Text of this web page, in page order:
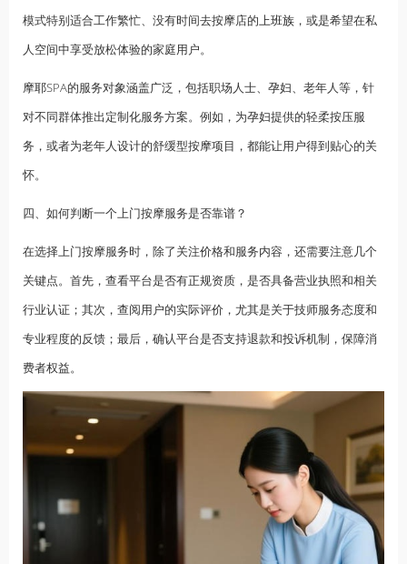
模式特别适合工作繁忙、没有时间去按摩店的上班族 ，或是希望在私
人空间中享受放松体验的家庭用户。
摩耶SPA的服务对象涵盖广泛，包括职场人士、孕妇、老年人等，针
对不同群体推出定制化服务方案。例如，为孕妇提供的轻柔按压服
务，或者为老年人设计的舒缓型按摩项目，都能让用户得到贴心的关
怀。
四、如何判断一个上门按摩服务是否靠谱？
在选择上门按摩服务时，除了关注价格和服务内容，还需要注意几个
关键点。首先，查看平台是否有正规资质，是否具备营业执照和相关
行业认证；其次，查阅用户的实际评价，尤其是关于技师服务态度和
专业程度的反馈；最后，确认平台是否支持退款和投诉机制，保障消
费者权益。